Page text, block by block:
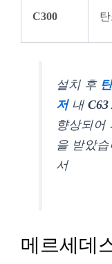
C300
설치 후
저내
향상되어
을 받았
서
메르세데